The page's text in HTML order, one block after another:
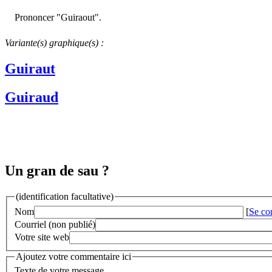
Prononcer "Guiraout".
Variante(s) graphique(s) :
Guiraut
Guiraud
Un gran de sau ?
(identification facultative)
Nom
[Se
Courriel (non publié)
Votre site web
Ajoutez votre commentaire ici